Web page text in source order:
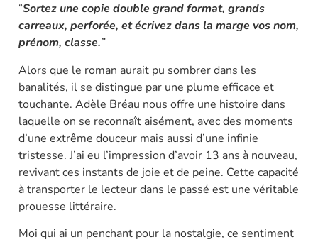
“Sortez une copie double grand format, grands
carreaux, perforée, et écrivez dans la marge vos nom,
prénom, classe.”
Alors que le roman aurait pu sombrer dans les
banalités, il se distingue par une plume efficace et
touchante. Adèle Bréau nous offre une histoire dans
laquelle on se reconnaît aisément, avec des moments
d’une extrême douceur mais aussi d’une infinie
tristesse. J’ai eu l’impression d’avoir 13 ans à nouveau,
revivant ces instants de joie et de peine. Cette capacité
à transporter le lecteur dans le passé est une véritable
prouesse littéraire.
Moi qui ai un penchant pour la nostalgie, ce sentiment